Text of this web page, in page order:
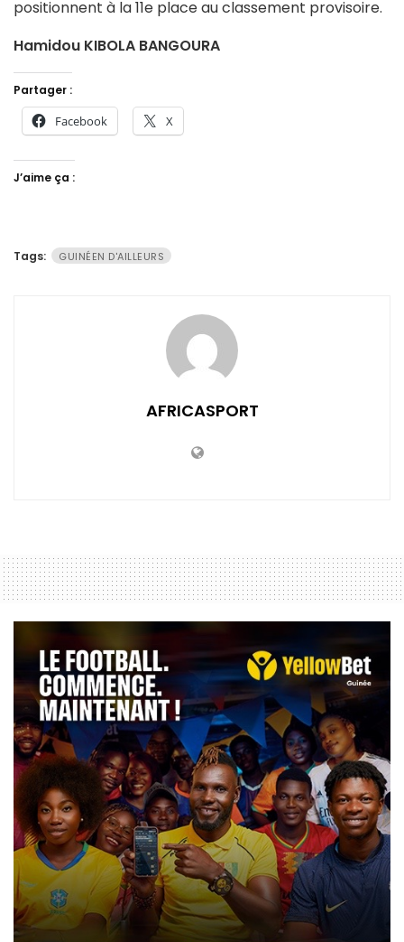
positionnent à la 11e place au classement provisoire.
Hamidou KIBOLA BANGOURA
Partager :
Facebook X
J’aime ça :
Tags: GUINÉEN D'AILLEURS
AFRICASPORT